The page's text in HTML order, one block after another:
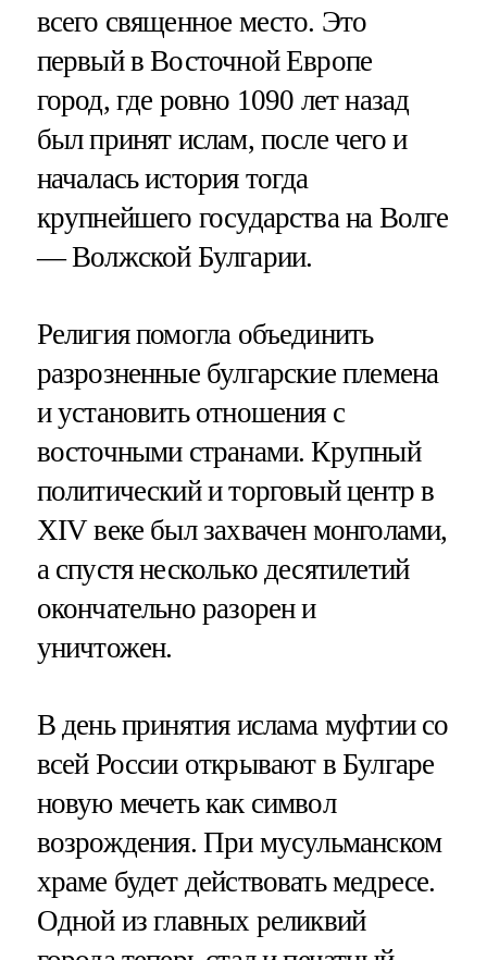
всего священное место. Это
первый в Восточной Европе
город, где ровно 1090 лет назад
был принят ислам, после чего и
началась история тогда
крупнейшего государства на Волге
— Волжской Булгарии.
Религия помогла объединить
разрозненные булгарские племена
и установить отношения с
восточными странами. Крупный
политический и торговый центр в
XIV веке был захвачен монголами,
а спустя несколько десятилетий
окончательно разорен и
уничтожен.
В день принятия ислама муфтии со
всей России открывают в Булгаре
новую мечеть как символ
возрождения. При мусульманском
храме будет действовать медресе.
Одной из главных реликвий